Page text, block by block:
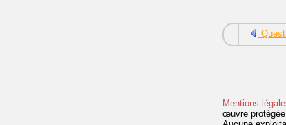
Mentions
œuvre